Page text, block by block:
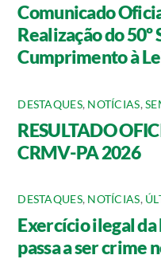
Comunicado
Realização do
Cumprimento à
DESTAQUES, NOTÍCIAS,
RESULTADO
CRMV-PA 2026
DESTAQUES, NOTÍCIAS,
Exercício ilegal
passa a ser crime